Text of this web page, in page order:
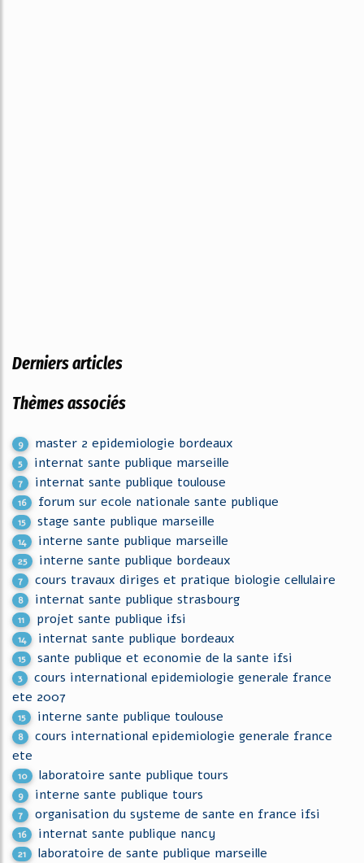
Derniers articles
Thèmes associés
9 master 2 epidemiologie bordeaux
5 internat sante publique marseille
7 internat sante publique toulouse
16 forum sur ecole nationale sante publique
15 stage sante publique marseille
14 interne sante publique marseille
25 interne sante publique bordeaux
7 cours travaux diriges et pratique biologie cellulaire
8 internat sante publique strasbourg
11 projet sante publique ifsi
14 internat sante publique bordeaux
15 sante publique et economie de la sante ifsi
3
cours international epidemiologie generale france
ete 2007
15 interne sante publique toulouse
8
cours international epidemiologie generale france
ete
10 laboratoire sante publique tours
9 interne sante publique tours
7 organisation du systeme de sante en france ifsi
16 internat sante publique nancy
21 laboratoire de sante publique marseille